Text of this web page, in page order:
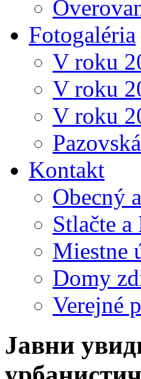
Fotogaléria
V roku
V roku
V roku
Kontakt
Obecný
Stlačte
Miestne
Domy
Verejné
Јавни